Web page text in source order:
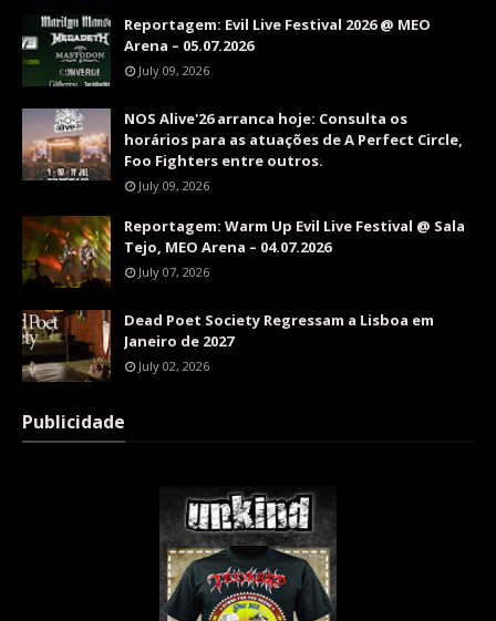
Reportagem: Evil Live Festival 2026 @ MEO
Arena – 05.07.2026
July 09, 2026
NOS Alive'26 arranca hoje: Consulta os
horários para as atuações de A Perfect Circle,
Foo Fighters entre outros.
July 09, 2026
Reportagem: Warm Up Evil Live Festival @ Sala
Tejo, MEO Arena – 04.07.2026
July 07, 2026
Dead Poet Society Regressam a Lisboa em
Janeiro de 2027
July 02, 2026
Publicidade